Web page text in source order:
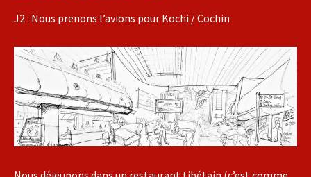
J2 : Nous prenons l’avions pour Kochi / Cochin